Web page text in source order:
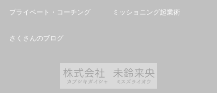
プライベート・コーチング ミッショニング起業術
さくさんのブログ